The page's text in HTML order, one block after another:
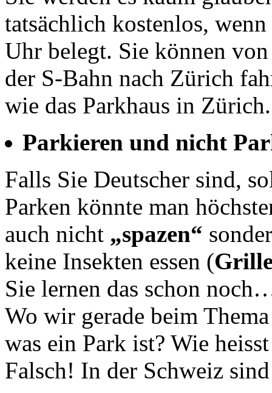
tatsächlich kostenlos,
Uhr belegt. Sie können
der S-Bahn nach Zürich
wie das Parkhaus in Zürich.
Parkieren und nicht
Falls Sie Deutscher sind,
Parken könnte man
auch nicht „spazen“
keine Insekten essen (
Sie lernen das schon
Wo wir gerade beim
was ein Park ist? Wie
Falsch! In der Schweiz